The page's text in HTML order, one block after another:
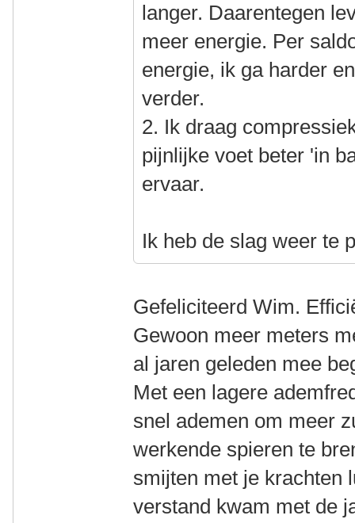
langer. Daarentegen
meer energie. Per
energie, ik ga harder
verder.
2. Ik draag
pijnlijke voet beter 'in
ervaar.
Ik heb de slag weer te
Gefeliciteerd Wim.
Gewoon meer meters
al jaren geleden mee
Met een lagere
snel ademen om meer
werkende spieren te
smijten met je krachten
verstand kwam met de